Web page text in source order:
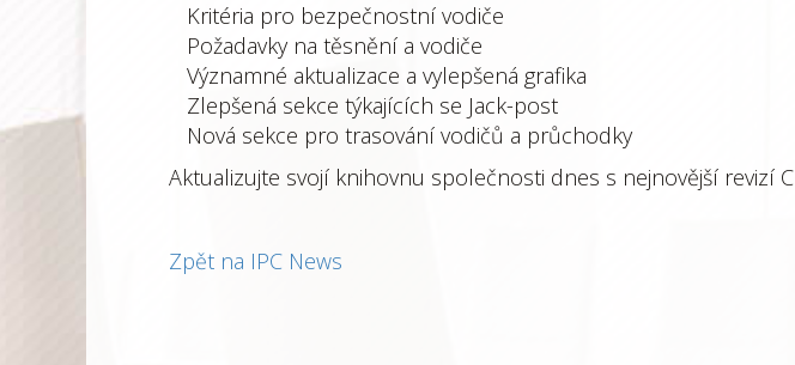
Kritéria pro bezpečnostní vodiče
Požadavky na těsnění a vodiče
Významné aktualizace a vylepšená grafika
Zlepšená sekce týkajících se Jack-post
Nová sekce pro trasování vodičů a průchodky
Aktualizujte svojí knihovnu společnosti dnes s nejnovější revizí C
Zpět na IPC News